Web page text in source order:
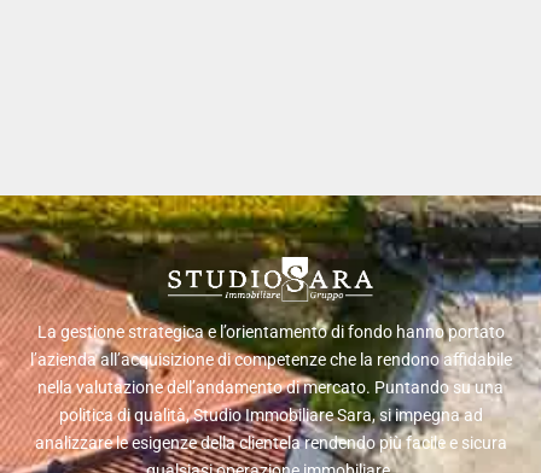
La gestione strategica e l’orientamento di fondo hanno portato
l’azienda all’acquisizione di competenze che la rendono affidabile
nella valutazione dell’andamento di mercato. Puntando su una
politica di qualità, Studio Immobiliare Sara, si impegna ad
analizzare le esigenze della clientela rendendo più facile e sicura